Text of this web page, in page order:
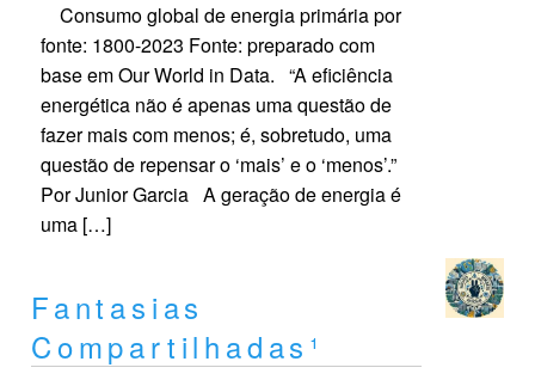
Consumo global de energia primária por
fonte: 1800-2023 Fonte: preparado com
base em Our World in Data. “A eficiência
energética não é apenas uma questão de
fazer mais com menos; é, sobretudo, uma
questão de repensar o ‘mais’ e o ‘menos’.”
Por Junior Garcia A geração de energia é
uma […]
Fantasias
Compartilhadas¹